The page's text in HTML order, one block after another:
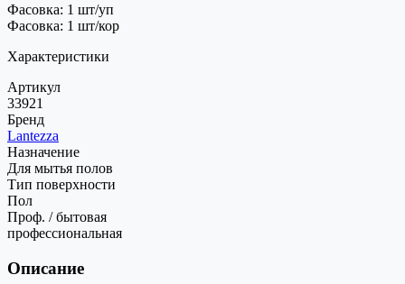
Фасовка: 1 шт/уп
Фасовка: 1 шт/кор
Характеристики
Артикул
33921
Бренд
Lantezza
Назначение
Для мытья полов
Тип поверхности
Пол
Проф. / бытовая
профессиональная
Описание